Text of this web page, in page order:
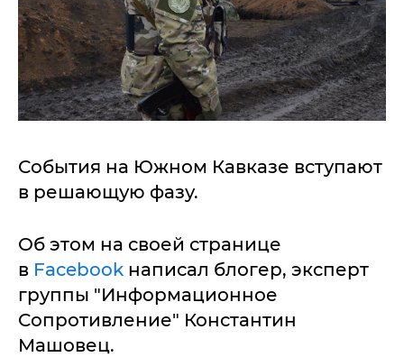
События на Южном Кавказе вступают
в решающую фазу.
Об этом на своей странице
в Facebook написал блогер, эксперт
группы "Информационное
Сопротивление" Константин
Машовец.